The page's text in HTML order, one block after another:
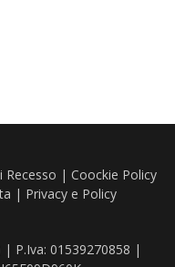
Recesso | Coockie Policy
| Privacy e Policy
| P.Iva: 01539270858 |